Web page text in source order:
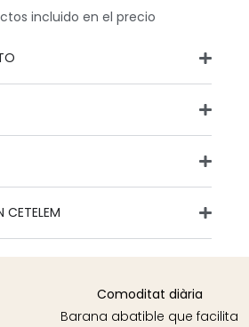
incluido en el precio
CETELEM
Comoditat diària
Barana abatible que facilita